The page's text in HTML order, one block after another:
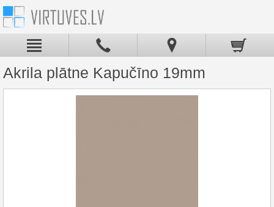
Akrila plātne Kapučīno 19mm